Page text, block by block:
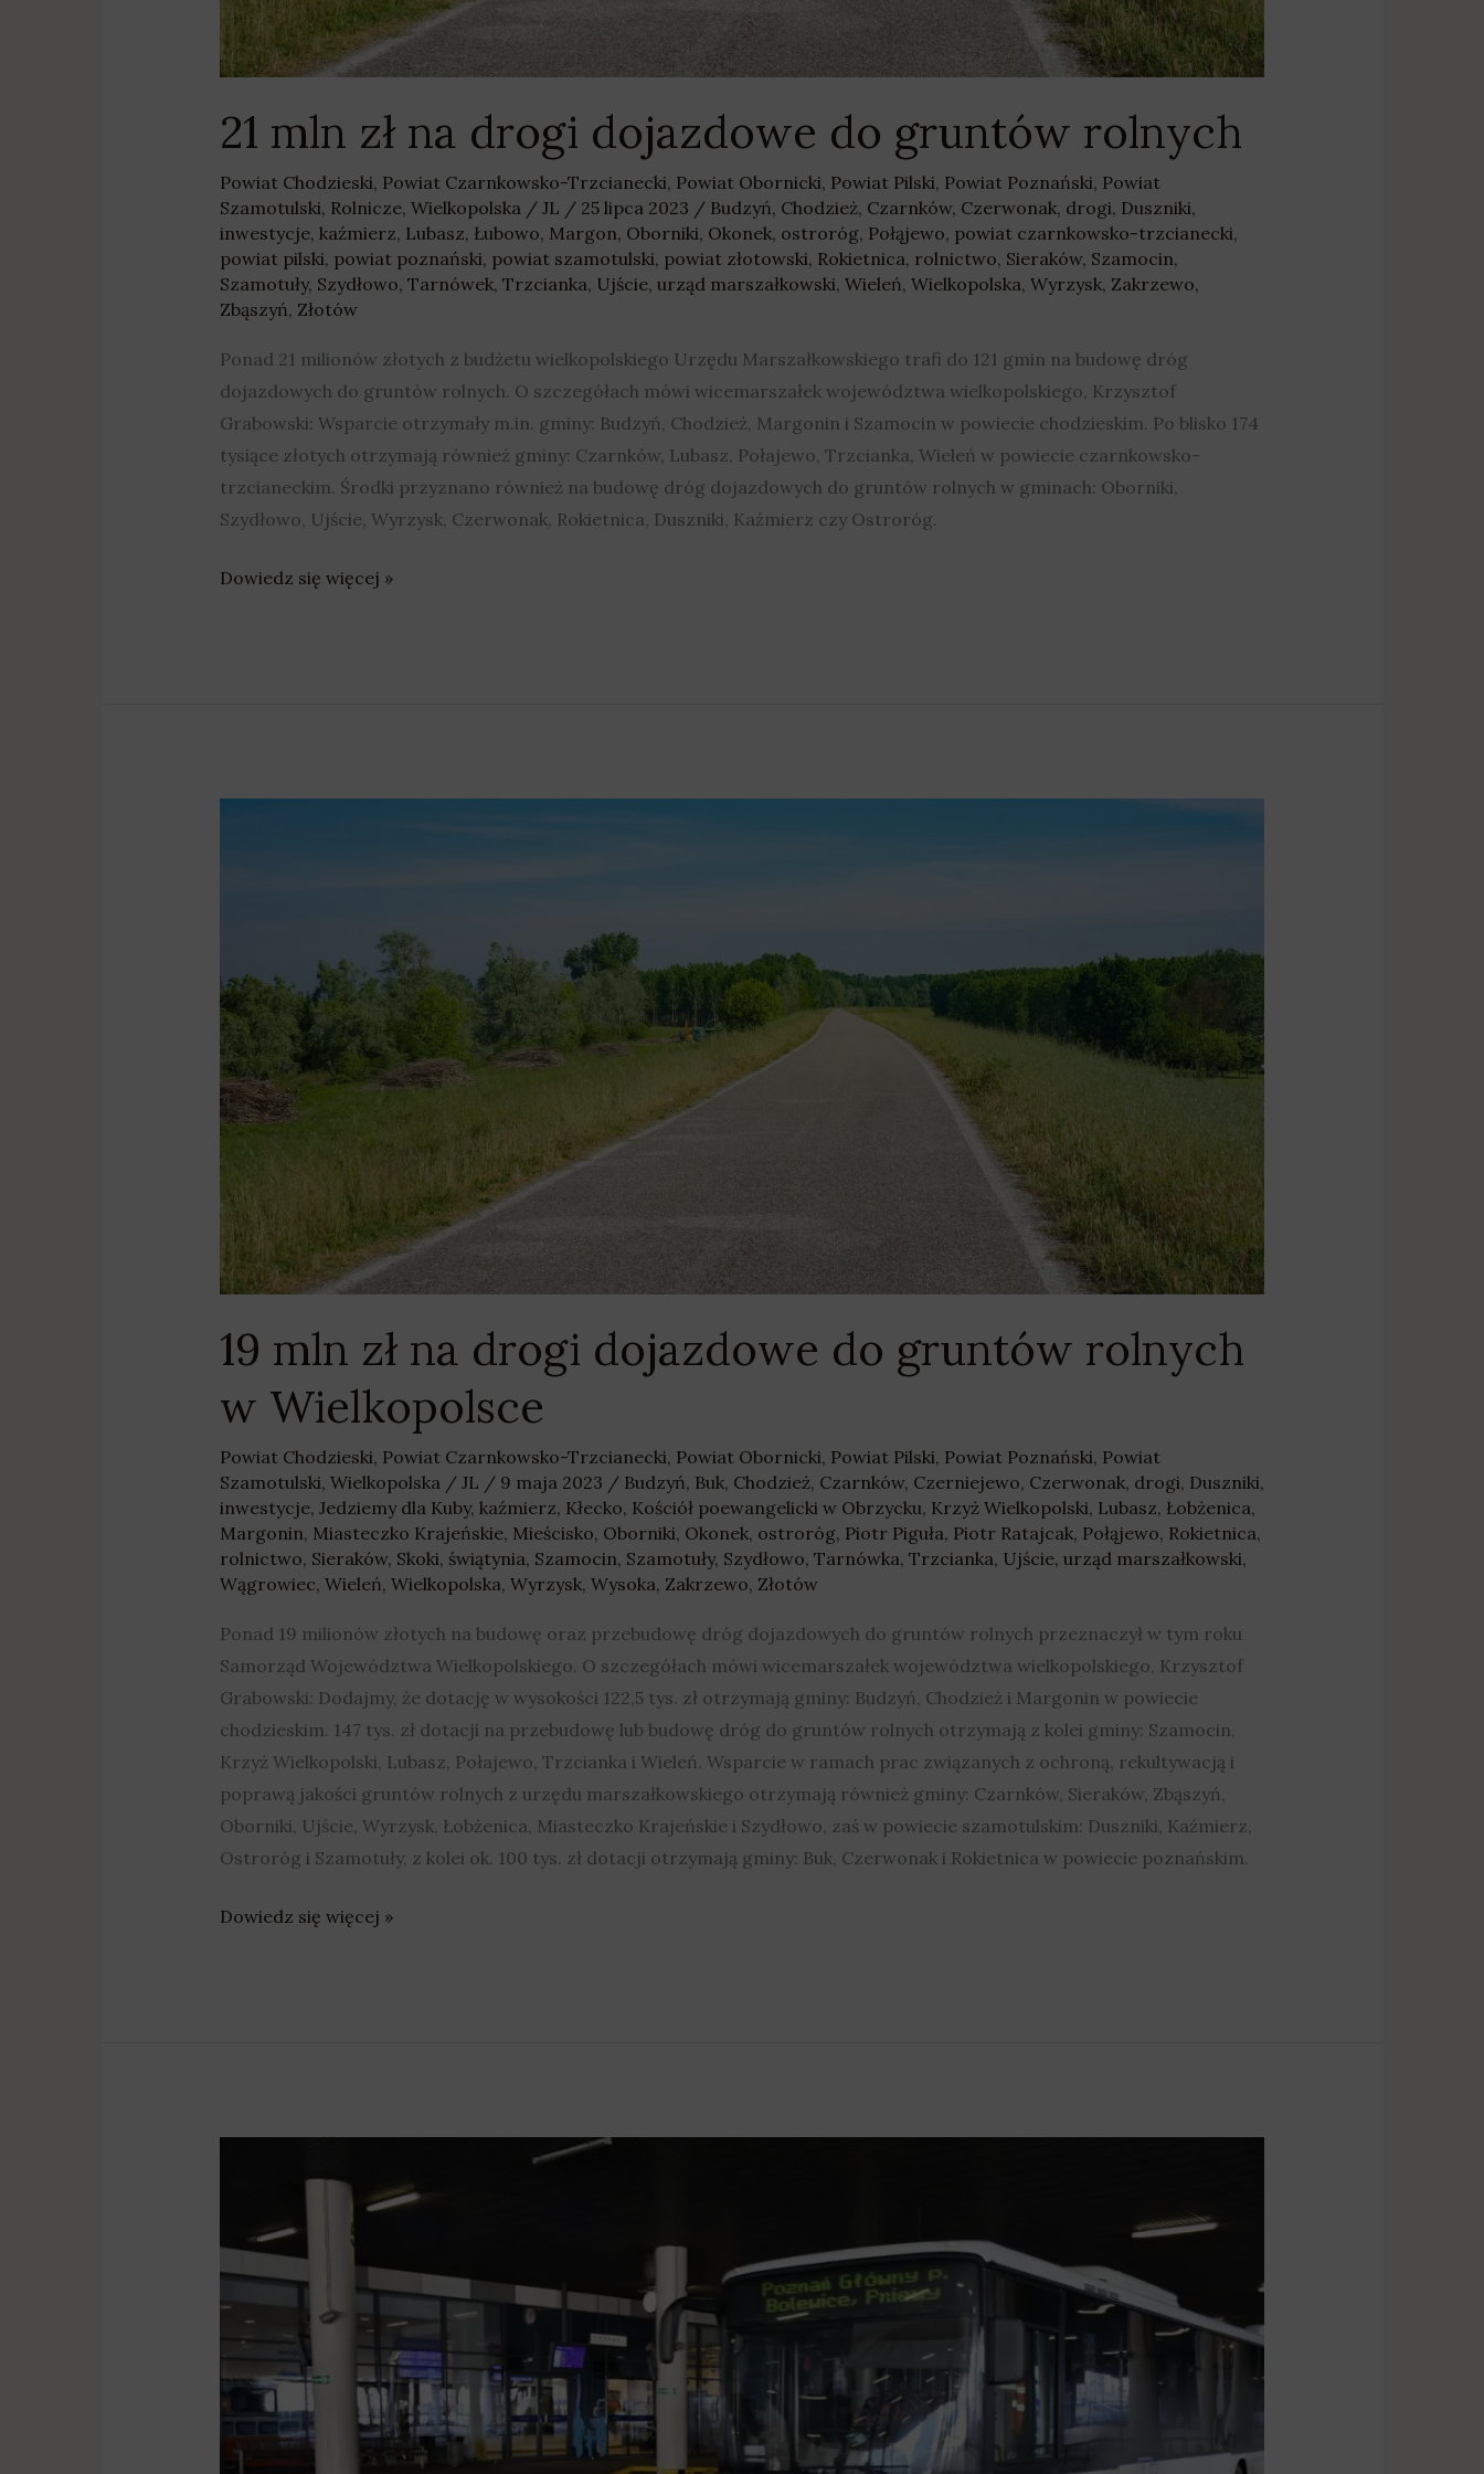
21 mln zł na drogi dojazdowe do gruntów rolnych
Powiat Chodzieski, Powiat Czarnkowsko-Trzcianecki, Powiat Obornicki, Powiat Pilski, Powiat Poznański, Powiat
Szamotulski, Rolnicze, Wielkopolska/ JL / 25 lipca 2023 / Budzyń, Chodzież, Czarnków, Czerwonak, drogi, Duszniki,
inwestycje, kaźmierz, Lubasz, Łubowo, Margon, Oborniki, Okonek, ostroróg, Połąjewo, powiat czarnkowsko-trzcianecki,
powiat pilski, powiat poznański, powiat szamotulski, powiat złotowski, Rokietnica, rolnictwo, Sieraków, Szamocin,
Szamotuły, Szydłowo, Tarnówek, Trzcianka, Ujście, urząd marszałkowski, Wieleń, Wielkopolska, Wyrzysk, Zakrzewo,
Zbąszyń, Złotów
Ponad 21 milionów złotych z budżetu wielkopolskiego Urzędu Marszałkowskiego trafi do 121 gmin na budowę dróg
dojazdowych do gruntów rolnych. O szczegółach mówi wicemarszałek województwa wielkopolskiego, Krzysztof
Grabowski: Wsparcie otrzymały m.in. gminy: Budzyń, Chodzież, Margonin i Szamocin w powiecie chodzieskim. Po blisko 174
tysiące złotych otrzymają również gminy: Czarnków, Lubasz, Połajewo, Trzcianka, Wieleń w powiecie czarnkowsko-
trzcianeckim. Środki przyznano również na budowę dróg dojazdowych do gruntów rolnych w gminach: Oborniki,
Szydłowo, Ujście, Wyrzysk, Czerwonak, Rokietnica, Duszniki, Kaźmierz czy Ostroróg.
Dowiedz się więcej »
19 mln zł na drogi dojazdowe do gruntów rolnych
w Wielkopolsce
Powiat Chodzieski, Powiat Czarnkowsko-Trzcianecki, Powiat Obornicki, Powiat Pilski, Powiat Poznański, Powiat
Szamotulski, Wielkopolska/ JL / 9 maja 2023 / Budzyń, Buk, Chodzież, Czarnków, Czerniejewo, Czerwonak, drogi, Duszniki,
inwestycje, Jedziemy dla Kuby, kaźmierz, Kłecko, Kościół poewangelicki w Obrzycku, Krzyż Wielkopolski, Lubasz, Łobżenica,
Margonin, Miasteczko Krajeńskie, Mieścisko, Oborniki, Okonek, ostroróg, Piotr Piguła, Piotr Ratajcak, Połąjewo, Rokietnica,
rolnictwo, Sieraków, Skoki, świątynia, Szamocin, Szamotuły, Szydłowo, Tarnówka, Trzcianka, Ujście, urząd marszałkowski,
Wągrowiec, Wieleń, Wielkopolska, Wyrzysk, Wysoka, Zakrzewo, Złotów
Ponad 19 milionów złotych na budowę oraz przebudowę dróg dojazdowych do gruntów rolnych przeznaczył w tym roku
Samorząd Województwa Wielkopolskiego. O szczegółach mówi wicemarszałek województwa wielkopolskiego, Krzysztof
Grabowski: Dodajmy, że dotację w wysokości 122,5 tys. zł otrzymają gminy: Budzyń, Chodzież i Margonin w powiecie
chodzieskim. 147 tys. zł dotacji na przebudowę lub budowę dróg do gruntów rolnych otrzymają z kolei gminy: Szamocin,
Krzyż Wielkopolski, Lubasz, Połajewo, Trzcianka i Wieleń. Wsparcie w ramach prac związanych z ochroną, rekultywacją i
poprawą jakości gruntów rolnych z urzędu marszałkowskiego otrzymają również gminy: Czarnków, Sieraków, Zbąszyń,
Oborniki, Ujście, Wyrzysk, Łobżenica, Miasteczko Krajeńskie i Szydłowo, zaś w powiecie szamotulskim: Duszniki, Kaźmierz,
Ostroróg i Szamotuły, z kolei ok. 100 tys. zł dotacji otrzymają gminy: Buk, Czerwonak i Rokietnica w powiecie poznańskim.
dojazdowe
do
gruntów
rolnych
w
Wielkopolsce
Dowiedz się więcej »
będzie
tworzyć
Wielkopolski
Transport
Regionalny